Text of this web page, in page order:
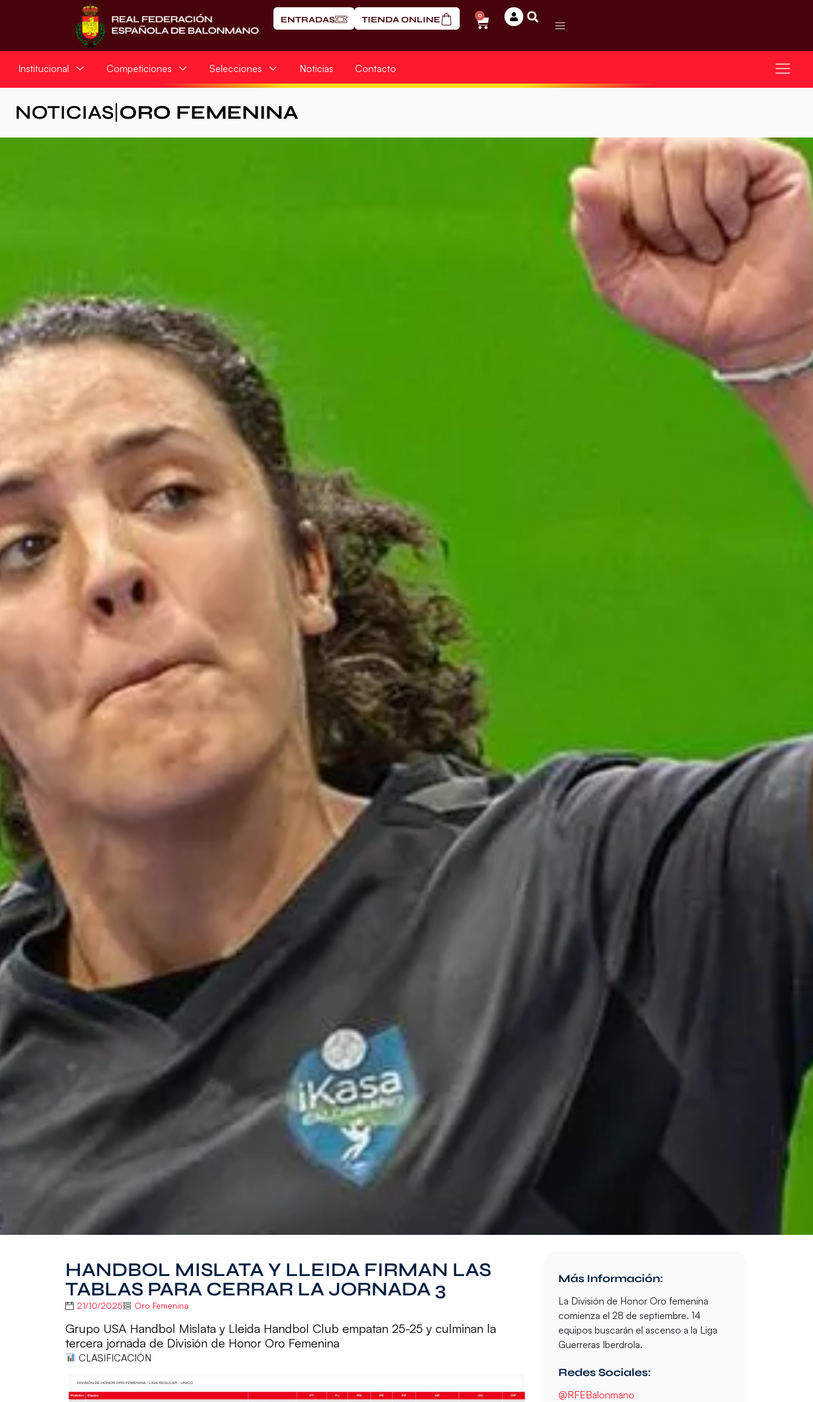
ENTRADAS TIENDA ONLINE 0
Institucional Competiciones Selecciones Noticias Contacto
NOTICIAS ORO FEMENINA
HANDBOL MISLATA Y LLEIDA FIRMAN LAS
TABLAS PARA CERRAR LA JORNADA 3
21/10/2025 Oro Femenina
Grupo USA Handbol Mislata y Lleida Handbol Club empatan 25-25 y culminan la
tercera jornada de División de Honor Oro Femenina
CLASIFICACIÓN
Más Información:
La División de Honor Oro femenina
comienza el 28 de septiembre. 14
equipos buscarán el ascenso a la Liga
Guerreras Iberdrola.
Redes Sociales:
@RFEBalonmano